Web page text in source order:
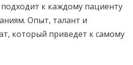
к каждому пациенту
Опыт, талант и
который приведет к самому